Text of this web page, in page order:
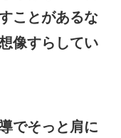
ことがあるな
像すらしてい
でそっと肩に